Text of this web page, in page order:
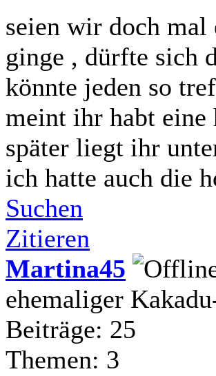
seien wir doch
ginge , dürfte sich
könnte jeden so
meint ihr habt eine
später liegt ihr
ich hatte auch die
Suchen
Zitieren
Martina45
ehemaliger
Beiträge: 25
Themen: 3